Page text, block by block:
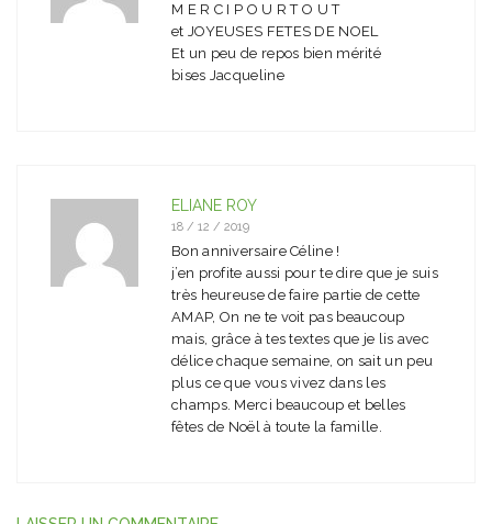
M E R C I P O U R T O U T
et JOYEUSES FETES DE NOEL
Et un peu de repos bien mérité
bises Jacqueline
ELIANE ROY
18 / 12 / 2019
Bon anniversaire Céline !
j’en profite aussi pour te dire que je suis
très heureuse de faire partie de cette
AMAP, On ne te voit pas beaucoup
mais, grâce à tes textes que je lis avec
délice chaque semaine, on sait un peu
plus ce que vous vivez dans les
champs. Merci beaucoup et belles
fêtes de Noël à toute la famille.